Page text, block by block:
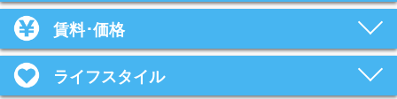
賃料･価格
ライフスタイル